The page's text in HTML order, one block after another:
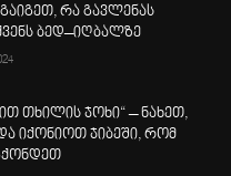
რა გავლენას
ბედ–იღბალზე
თხილის ჯოხი“ – ნახეთ,
იქონიოთ ჯიბეში, რომ